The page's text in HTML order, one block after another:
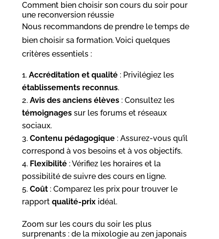
Comment bien choisir son cours du soir pour
une reconversion réussie
Nous recommandons de prendre le temps de
bien choisir sa formation. Voici quelques
critères essentiels :
Accréditation et qualité: Privilégiez les
établissements reconnus.
Avis des anciens élèves: Consultez les
témoignagessur les forums et réseaux
sociaux.
Contenu pédagogique: Assurez-vous qu’il
correspond à vos besoins et à vos objectifs.
Flexibilité: Vérifiez les horaires et la
possibilité de suivre des cours en ligne.
Coût: Comparez les prix pour trouver le
rapport qualité-prixidéal.
Zoom sur les cours du soir les plus
surprenants : de la mixologie au zen japonais